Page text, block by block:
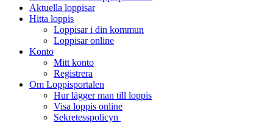
Aktuella loppisar
Hitta loppis
Loppisar i din kommun
Loppisar online
Konto
Mitt konto
Registrera
Om Loppisportalen
Hur lägger man till loppis
Visa loppis online
Sekretesspolicyn